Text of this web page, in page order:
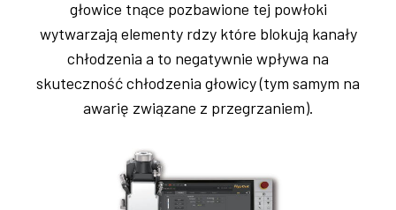
głowice tnące pozbawione tej powłoki
wytwarzają elementy rdzy które blokują kanały
chłodzenia a to negatywnie wpływa na
skuteczność chłodzenia głowicy (tym samym na
awarię związane z przegrzaniem).